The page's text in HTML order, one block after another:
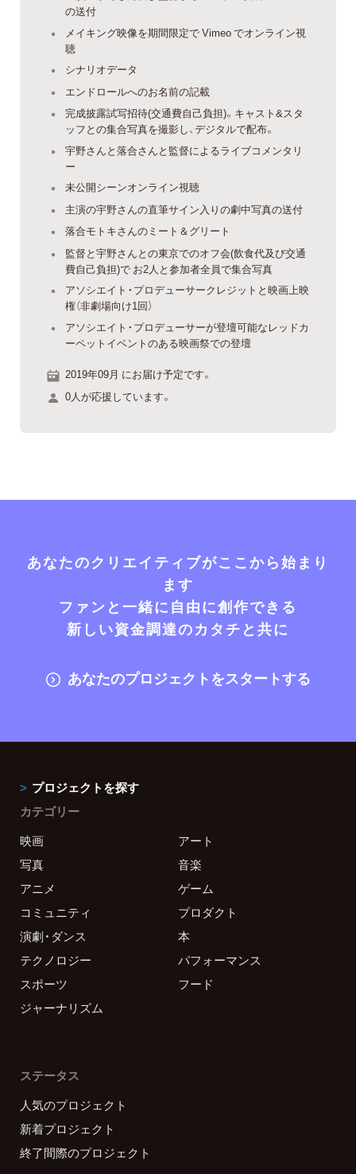
の送付
メイキング映像を期間限定で Vimeo でオンライン視
聴
シナリオデータ
エンドロールへのお名前の記載
完成披露試写招待(交通費自己負担)。キャスト&スタ
ッフとの集合写真を撮影し、デジタルで配布。
宇野さんと落合さんと監督によるライブコメンタリ
ー
未公開シーンオンライン視聴
主演の宇野さんの直筆サイン入りの劇中写真の送付
落合モトキさんのミート＆グリート
監督と宇野さんとの東京でのオフ会(飲食代及び交通
費自己負担)で お2人と参加者全員で集合写真
アソシエイト・プロデューサークレジットと映画上映
権（非劇場向け1回）
アソシエイト・プロデューサーが登壇可能なレッドカ
ーペットイベントのある映画祭での登壇
2019年09月 にお届け予定です。
0人が応援しています。
あなたのクリエイティブがここから始まり
ます
ファンと一緒に自由に創作できる
新しい資金調達のカタチと共に
あなたのプロジェクトをスタートする
プロジェクトを探す
カテゴリー
映画
アート
写真
音楽
アニメ
ゲーム
コミュニティ
プロダクト
演劇・ダンス
本
テクノロジー
パフォーマンス
スポーツ
フード
ジャーナリズム
ステータス
人気のプロジェクト
新着プロジェクト
終了間際のプロジェクト